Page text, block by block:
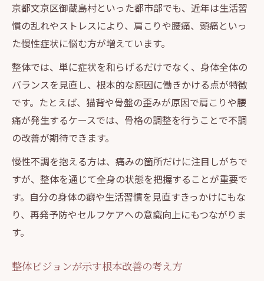
心身のバランスを整える整体活用法
整体で心身バランスを保つための基礎知識
整体施術が自律神経に与える良い影響
整体の視点でストレス緩和を目指す方法
整体で心も身体も軽くなるアプローチ法
整体の継続利用で得られる心身の変化
慢性的な痛みを和らげる整体の力とは
整体アプローチで痛みの根本改善を図る
整体施術後に感じる身体の変化とその意味
整体の視点で考える痛みの再発防止策
整体が導く健やかな身体への第一歩
京都文京区御蔵島村といった都市部でも、近年は生活習
慣の乱れやストレスにより、肩こりや腰痛、頭痛といっ
た慢性症状に悩む方が増えています。
整体では、単に症状を和らげるだけでなく、身体全体の
バランスを見直し、根本的な原因に働きかける点が特徴
です。たとえば、猫背や骨盤の歪みが原因で肩こりや腰
痛が発生するケースでは、骨格の調整を行うことで不調
の改善が期待できます。
慢性不調を抱える方は、痛みの箇所だけに注目しがちで
すが、整体を通じて全身の状態を把握することが重要で
す。自分の身体の癖や生活習慣を見直すきっかけにもな
り、再発予防やセルフケアへの意識向上にもつながりま
す。
整体ビジョンが示す根本改善の考え方